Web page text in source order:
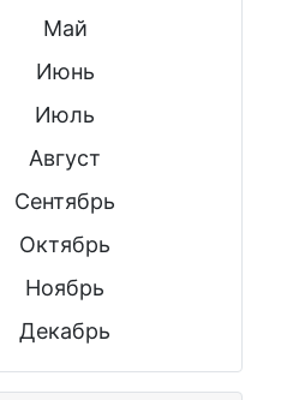
Май
Июнь
Июль
Август
Сентябрь
Октябрь
Ноябрь
Декабрь